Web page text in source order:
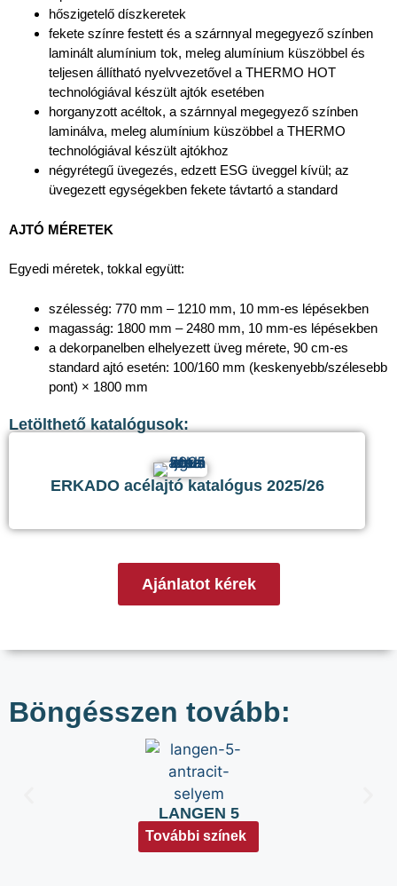
hőszigetelő díszkeretek
fekete színre festett és a szárnnyal megegyező színben
laminált alumínium tok, meleg alumínium küszöbbel és
teljesen állítható nyelvvezetővel a THERMO HOT
technológiával készült ajtók esetében
horganyzott acéltok, a szárnnyal megegyező színben
laminálva, meleg alumínium küszöbbel a THERMO
technológiával készült ajtókhoz
négyrétegű üvegezés, edzett ESG üveggel kívül; az
üvegezett egységekben fekete távtartó a standard
AJTÓ MÉRETEK
Egyedi méretek, tokkal együtt:
szélesség: 770 mm – 1210 mm, 10 mm-es lépésekben
magasság: 1800 mm – 2480 mm, 10 mm-es lépésekben
a dekorpanelben elhelyezett üveg mérete, 90 cm-es
standard ajtó esetén: 100/160 mm (keskenyebb/szélesebb
pont) × 1800 mm
Letölthető katalógusok:
ERKADO acélajtó katalógus 2025/26
Ajánlatot kérek
Böngésszen tovább:
LANGEN 5
További színek